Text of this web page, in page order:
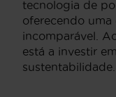
tecnologia de
oferecendo
incomparável.
está a investir
sustentabilidade.